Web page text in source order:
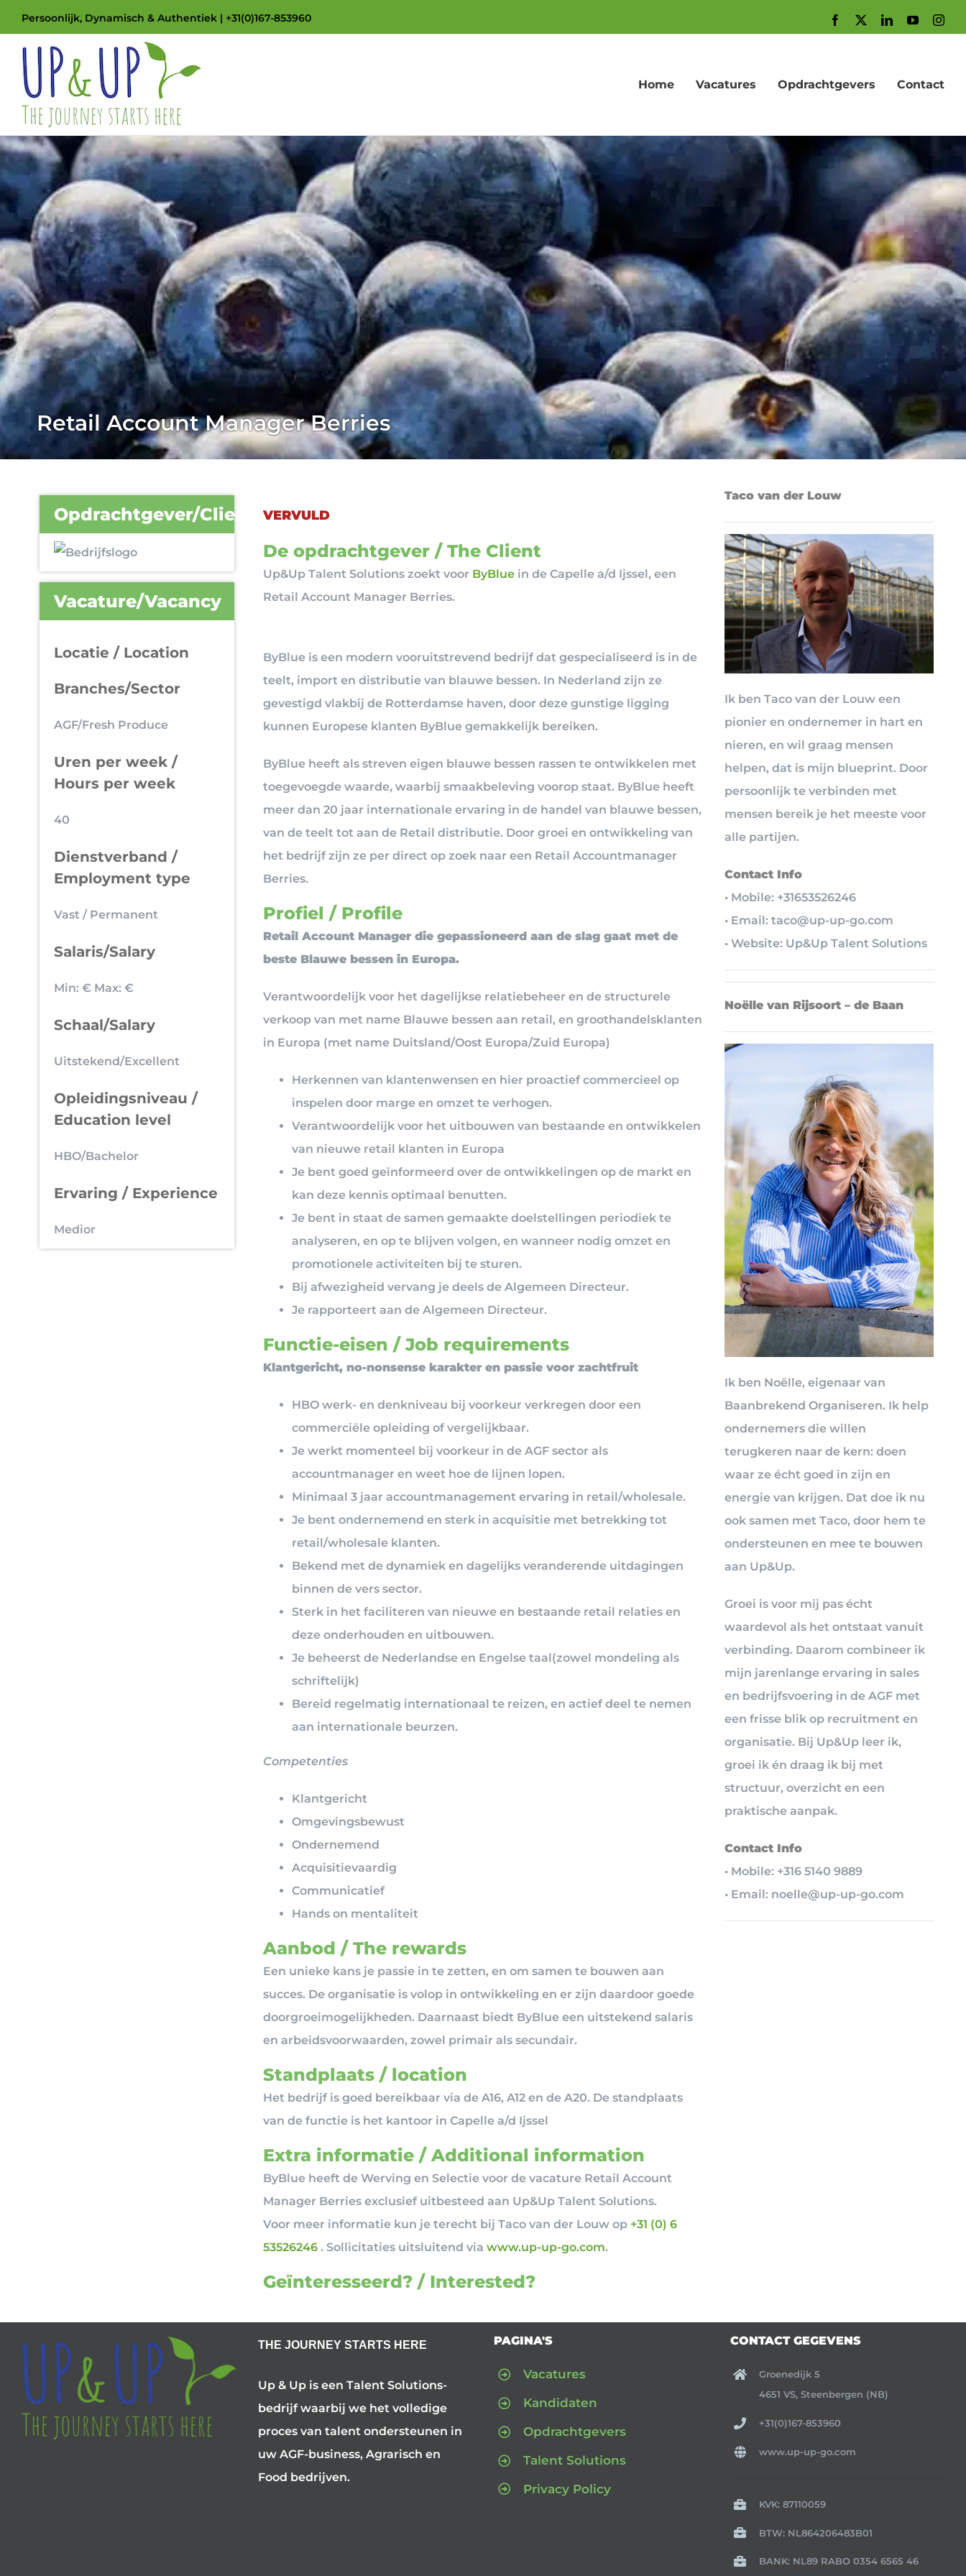
to
content
Persoonlijk, Dynamisch & Authentiek | +31(0)167-853960 Facebook LinkedInYouTube
Home Vacatures Opdrachtgevers Contact
Retail Account Manager Berries
Opdrachtgever/Client
Vacature/Vacancy
Locatie / Location
Branches/Sector
AGF/Fresh Produce
Uren per week /
Hours per week
40
Dienstverband /
Employment type
Vast / Permanent
Salaris/Salary
Min: € Max: €
Schaal/Salary
Uitstekend/Excellent
Opleidingsniveau /
Education level
HBO/Bachelor
Ervaring / Experience
Medior
VERVULD
De opdrachtgever / The Client
Up&Up Talent Solutions zoekt voor ByBlue in de Capelle a/d Ijssel, een
Retail Account Manager Berries.
ByBlue is een modern vooruitstrevend bedrijf dat gespecialiseerd is in de
teelt, import en distributie van blauwe bessen. In Nederland zijn ze
gevestigd vlakbij de Rotterdamse haven, door deze gunstige ligging
kunnen Europese klanten ByBlue gemakkelijk bereiken.
ByBlue heeft als streven eigen blauwe bessen rassen te ontwikkelen met
toegevoegde waarde, waarbij smaakbeleving voorop staat. ByBlue heeft
meer dan 20 jaar internationale ervaring in de handel van blauwe bessen,
van de teelt tot aan de Retail distributie. Door groei en ontwikkeling van
het bedrijf zijn ze per direct op zoek naar een Retail Accountmanager
Berries.
Profiel / Profile
Retail Account Manager die gepassioneerd aan de slag gaat met de
beste Blauwe bessen in Europa.
Verantwoordelijk voor het dagelijkse relatiebeheer en de structurele
verkoop van met name Blauwe bessen aan retail, en groothandelsklanten
in Europa (met name Duitsland/Oost Europa/Zuid Europa)
Herkennen van klantenwensen en hier proactief commercieel op
inspelen door marge en omzet te verhogen.
Verantwoordelijk voor het uitbouwen van bestaande en ontwikkelen
van nieuwe retail klanten in Europa
Je bent goed geïnformeerd over de ontwikkelingen op de markt en
kan deze kennis optimaal benutten.
Je bent in staat de samen gemaakte doelstellingen periodiek te
analyseren, en op te blijven volgen, en wanneer nodig omzet en
promotionele activiteiten bij te sturen.
Bij afwezigheid vervang je deels de Algemeen Directeur.
Je rapporteert aan de Algemeen Directeur.
Functie-eisen / Job requirements
Klantgericht, no-nonsense karakter en passie voor zachtfruit
HBO werk- en denkniveau bij voorkeur verkregen door een
commerciële opleiding of vergelijkbaar.
Je werkt momenteel bij voorkeur in de AGF sector als
accountmanager en weet hoe de lijnen lopen.
Minimaal 3 jaar accountmanagement ervaring in retail/wholesale.
Je bent ondernemend en sterk in acquisitie met betrekking tot
retail/wholesale klanten.
Bekend met de dynamiek en dagelijks veranderende uitdagingen
binnen de vers sector.
Sterk in het faciliteren van nieuwe en bestaande retail relaties en
deze onderhouden en uitbouwen.
Je beheerst de Nederlandse en Engelse taal(zowel mondeling als
schriftelijk)
Bereid regelmatig internationaal te reizen, en actief deel te nemen
aan internationale beurzen.
Competenties
Klantgericht
Omgevingsbewust
Ondernemend
Acquisitievaardig
Communicatief
Hands on mentaliteit
Aanbod / The rewards
Een unieke kans je passie in te zetten, en om samen te bouwen aan
succes. De organisatie is volop in ontwikkeling en er zijn daardoor goede
doorgroeimogelijkheden. Daarnaast biedt ByBlue een uitstekend salaris
en arbeidsvoorwaarden, zowel primair als secundair.
Standplaats / location
Het bedrijf is goed bereikbaar via de A16, A12 en de A20. De standplaats
van de functie is het kantoor in Capelle a/d Ijssel
Extra informatie / Additional information
ByBlue heeft de Werving en Selectie voor de vacature Retail Account
Manager Berries exclusief uitbesteed aan Up&Up Talent Solutions.
Voor meer informatie kun je terecht bij Taco van der Louw op +31 (0) 6
53526246 . Sollicitaties uitsluitend via www.up-up-go.com.
Geïnteresseerd? / Interested?
Taco van der Louw
Ik ben Taco van der Louw een
pionier en ondernemer in hart en
nieren, en wil graag mensen
helpen, dat is mijn blueprint. Door
persoonlijk te verbinden met
mensen bereik je het meeste voor
alle partijen.
Contact Info
• Mobile: +31653526246
• Email: taco@up-up-go.com
• Website: Up&Up Talent Solutions
Noëlle van Rijsoort – de Baan
Ik ben Noëlle, eigenaar van
Baanbrekend Organiseren. Ik help
ondernemers die willen
terugkeren naar de kern: doen
waar ze écht goed in zijn en
energie van krijgen. Dat doe ik nu
ook samen met Taco, door hem te
ondersteunen en mee te bouwen
aan Up&Up.
Groei is voor mij pas écht
waardevol als het ontstaat vanuit
verbinding. Daarom combineer ik
mijn jarenlange ervaring in sales
en bedrijfsvoering in de AGF met
een frisse blik op recruitment en
organisatie. Bij Up&Up leer ik,
groei ik én draag ik bij met
structuur, overzicht en een
praktische aanpak.
Contact Info
• Mobile: +316 5140 9889
• Email: noelle@up-up-go.com
THE JOURNEY STARTS HERE
Up & Up is een Talent Solutions-
bedrijf waarbij we het volledige
proces van talent ondersteunen in
uw AGF-business, Agrarisch en
Food bedrijven.
PAGINA'S
Vacatures
Kandidaten
Opdrachtgevers
Talent Solutions
Privacy Policy
CONTACT GEGEVENS
Groenedijk 5
4651 VS, Steenbergen (NB)
+31(0)167-853960
www.up-up-go.com
KVK: 87110059
BTW: NL864206483B01
BANK: NL89 RABO 0354 6565 46